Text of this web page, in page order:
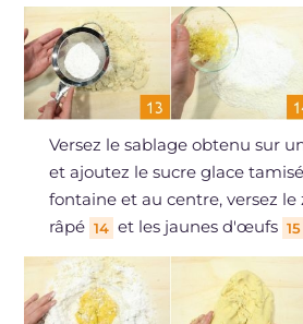
Versez le sablage obtenu sur
et ajoutez le sucre glace tamisé
fontaine et au centre, versez le
râpé 14 et les jaunes d'œufs 15